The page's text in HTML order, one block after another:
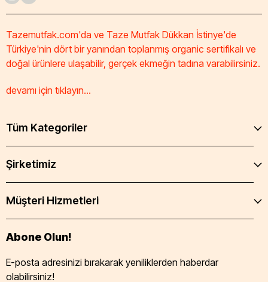
Tazemutfak.com'da ve Taze Mutfak Dükkan İstinye'de
Türkiye'nin dört bir yanından toplanmış organic sertifikalı ve
doğal ürünlere ulaşabilir, gerçek ekmeğin tadına varabilirsiniz.
devamı için tıklayın...
Tüm Kategoriler
Şirketimiz
Müşteri Hizmetleri
Abone Olun!
E-posta adresinizi bırakarak yeniliklerden haberdar
olabilirsiniz!